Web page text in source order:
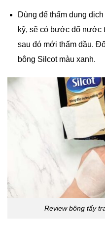
Dùng để thấm dung
kỹ, sẽ có bước đổ nước
sau đó mới thấm dầu.
bông Silcot màu xanh.
Review bông tẩy